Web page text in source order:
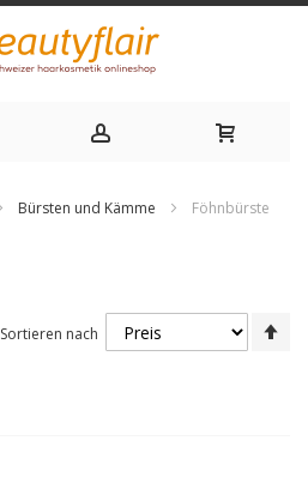
Bürsten und Kämme Föhnbürste
Sortieren nach